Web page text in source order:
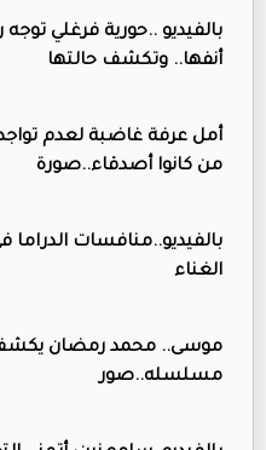
بالفيديو ..حورية فرغلي
أنفها.. وتكشف حالتها
أمل عرفة غاضبة لعدم
من كانوا أصدقاء..صورة
بالفيديو..منافسات
الغناء
موسى.. محمد رمضان
مسلسله..صور